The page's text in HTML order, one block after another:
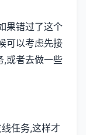
果错过了这个
可以考虑先接
,或者去做一些
任务,这样才